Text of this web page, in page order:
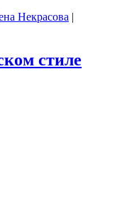
Некрасова |
стиле